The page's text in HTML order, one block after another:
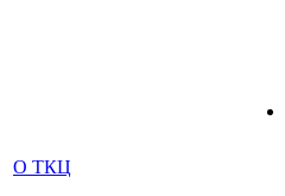
О ТКЦ